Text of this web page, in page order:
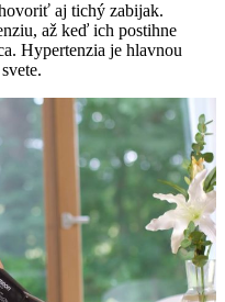
aj tichý zabijak.
až keď ich postihne
Hypertenzia je hlavnou